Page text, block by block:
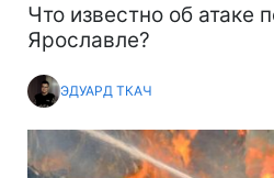
Что известно об атаке
Ярославле?
ЭДУАРД ТКАЧ